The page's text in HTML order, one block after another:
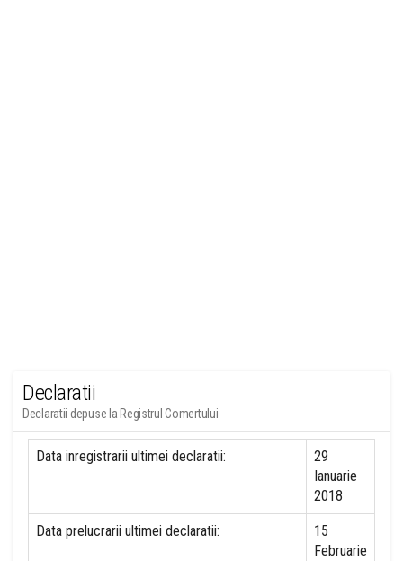
Declaratii
Declaratii depuse la Registrul Comertului
Data inregistrarii ultimei declaratii:
29
Ianuarie
2018
Data prelucrarii ultimei declaratii:
15
Februarie